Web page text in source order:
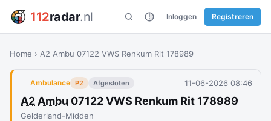
112radar.nl Inloggen Registreren
Home › A2 Ambu 07122 VWS Renkum Rit 178989
Ambulance P2 Afgesloten 11-06-2026 08:46
A2 Ambu 07122 VWS Renkum Rit 178989
Gelderland-Midden